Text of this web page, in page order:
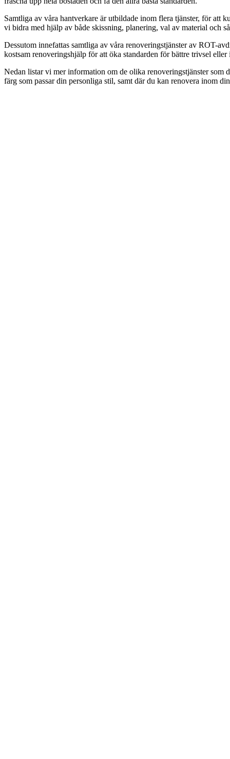
Samtliga av våra hantverkare är utbildade inom flera tjänster, för att
vi bidra med hjälp av både skissning, planering, val av material och
Dessutom innefattas samtliga av våra renoveringstjänster av ROT-
kostsam renoveringshjälp för att öka standarden för bättre trivsel
Nedan listar vi mer information om de olika renoveringstjänster som
färg som passar din personliga stil, samt där du kan renovera inom